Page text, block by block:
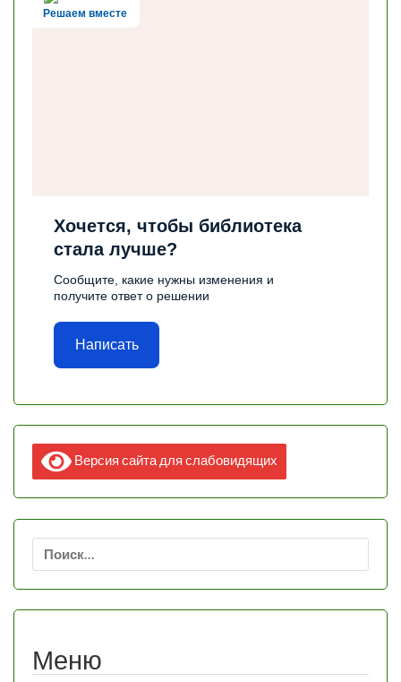
Решаем вместе
Хочется, чтобы библиотека
стала лучше?
Сообщите, какие нужны изменения и
получите ответ о решении
Написать
Версия сайта для слабовидящих
Меню